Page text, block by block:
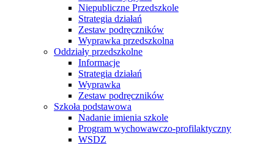
Niepubliczne Przedszkole
Strategia działań
Zestaw podręczników
Wyprawka przedszkolna
Oddziały przedszkolne
Informacje
Strategia działań
Wyprawka
Zestaw podręczników
Szkoła podstawowa
Nadanie imienia szkole
Program wychowawczo-profilaktyczny
WSDZ